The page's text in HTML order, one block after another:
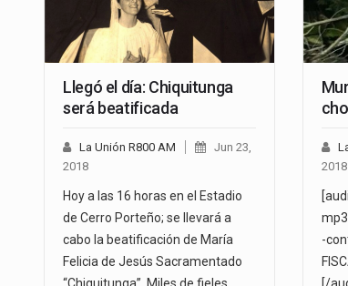
Llegó el día: Chiquitunga
será beatificada
La Unión R800 AM
Jun 23,
2018
Hoy a las 16 horas en el Estadio
de Cerro Porteño; se llevará a
cabo la beatificación de María
Felicia de Jesús Sacramentado
2018
-